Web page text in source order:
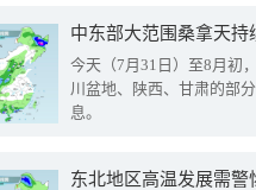
中东部大范围桑拿天
今天（7月31日）至8月初
川盆地、陕西、甘肃的部
息。
东北地区高温发展需